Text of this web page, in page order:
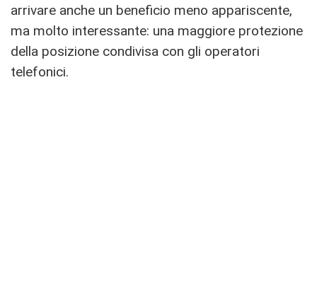
arrivare anche un beneficio meno appariscente,
ma molto interessante: una maggiore protezione
della posizione condivisa con gli operatori
telefonici.